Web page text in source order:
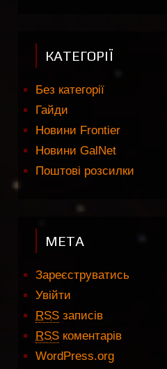
КАТЕГОРІЇ
Без категорії
Гайди
Новини Frontier
Новини GalNet
Поштові розсилки
МЕТА
Зареєструватись
Увійти
RSS записів
RSS коментарів
WordPress.org